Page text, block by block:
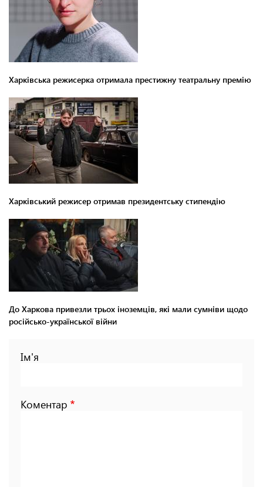
Харківська режисерка отримала престижну театральну премію
Харківський режисер отримав президентську стипендію
До Харкова привезли трьох іноземців, які мали сумніви щодо
російсько-української війни
Ім'я
Коментар